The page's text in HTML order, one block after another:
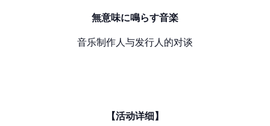
無意味に鳴らす音楽
音乐制作人与发行人的对谈
【活动详细】